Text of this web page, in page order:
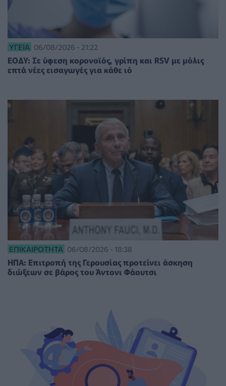
ΥΓΕΊΑ 06/08/2026 - 21:22
ΕΟΔΥ: Σε ύφεση κορονοϊός, γρίπη και RSV με μόλις
επτά νέες εισαγωγές για κάθε ιό
ΕΠΙΚΑΙΡΌΤΗΤΑ 06/08/2026 - 18:38
ΗΠΑ: Επιτροπή της Γερουσίας προτείνει άσκηση
διώξεων σε βάρος του Άντονι Φάουτσι